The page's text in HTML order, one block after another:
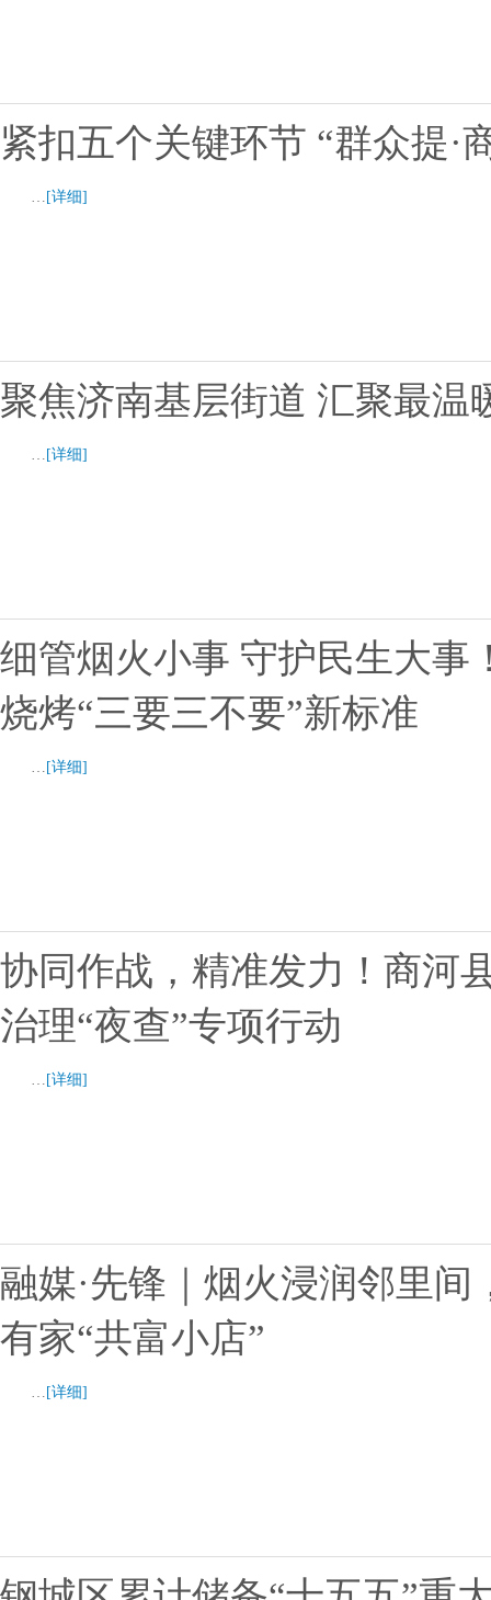
紧扣五个关键环节 “群众提·
… [详细]
聚焦济南基层街道 汇聚最温
… [详细]
细管烟火小事 守护民生大
烧烤“三要三不要”新标准
… [详细]
协同作战，精准发力！商河
治理“夜查”专项行动
… [详细]
融媒·先锋｜烟火浸润邻里
有家“共富小店”
… [详细]